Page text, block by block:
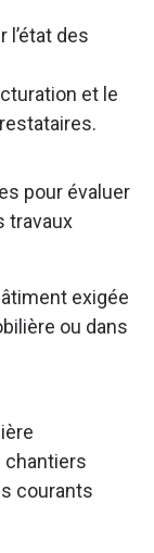
l’état des
et le
pour évaluer
travaux
exigée
ou dans
chantiers
courants